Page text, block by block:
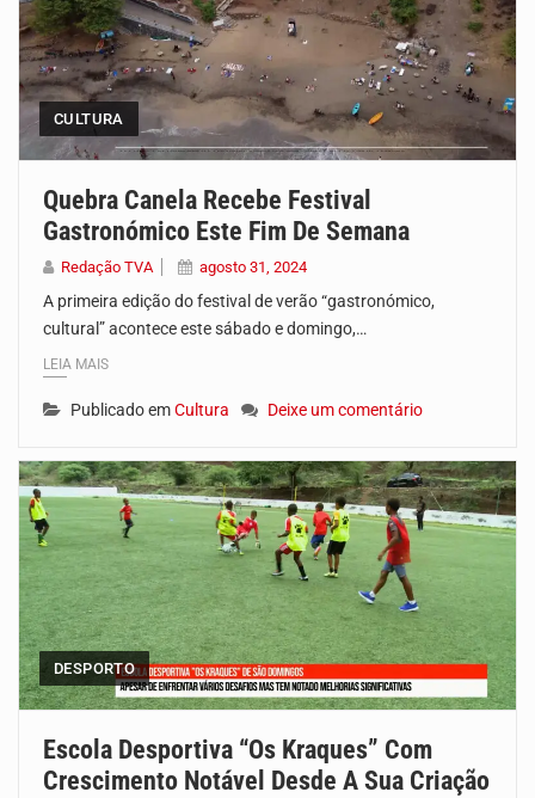
CULTURA
Quebra Canela Recebe Festival
Gastronómico Este Fim De Semana
Redação TVA agosto 31, 2024
A primeira edição do festival de verão “gastronómico,
cultural” acontece este sábado e domingo,…
LEIA MAIS
Publicado emCultura Deixe um comentário
DESPORTO
Escola Desportiva “Os Kraques” Com
Crescimento Notável Desde A Sua Criação